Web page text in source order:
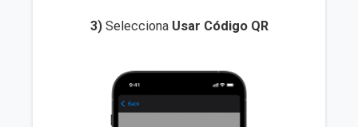
3) Selecciona Usar Código QR